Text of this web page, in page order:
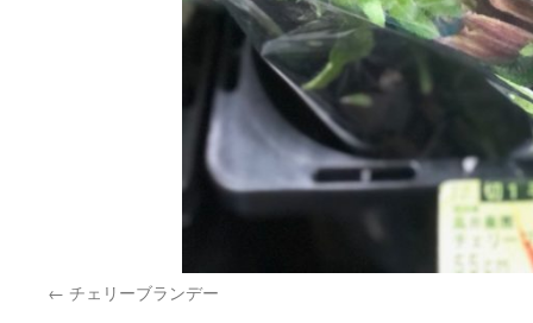
チェリーブランデー